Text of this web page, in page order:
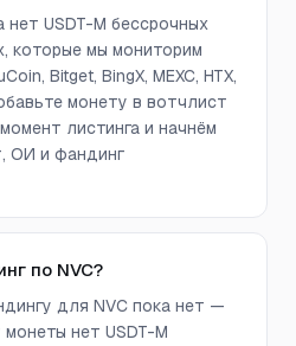
нет USDT-M бессрочных
которые мы мониторим
Bitget, BingX, MEXC, HTX,
монету в вотчлист
листинга и начнём
ОИ и фандинг
по NVC?
для NVC пока нет —
нет USDT-M